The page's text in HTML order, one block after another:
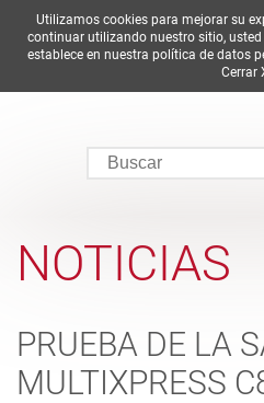
NOTICIAS
PRUEBA DE LA
MULTIXPRESS
Utilizamos cookies para mejorar su
continuar utilizando nuestro sitio,
establece en nuestra política de
Cerrar